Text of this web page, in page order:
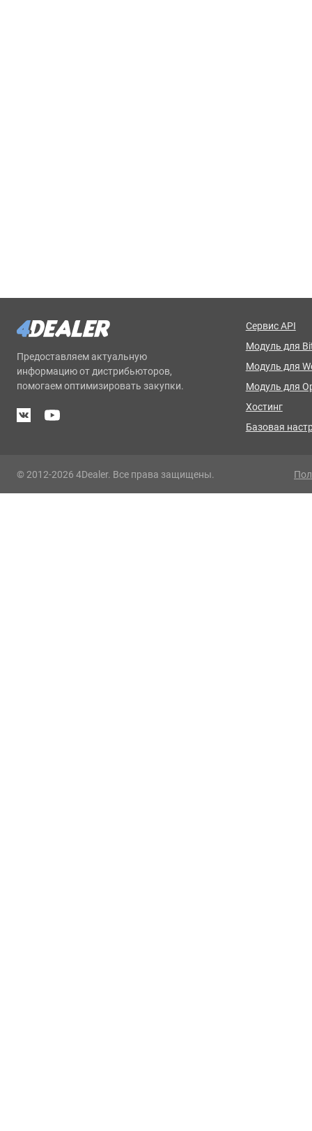
Предоставляем актуальную
информацию от дистрибьюторов,
помогаем оптимизировать закупки.
Сервис API
Модуль для
Модуль для
Модуль для
Хостинг
Базовая
© 2012-2026 4Dealer. Все права защищены.